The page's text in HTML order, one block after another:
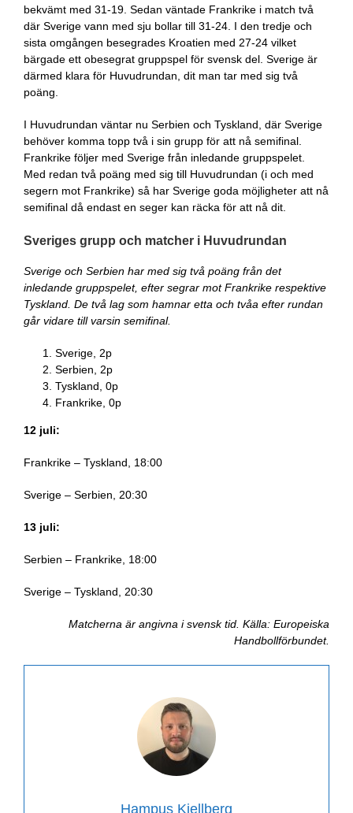
bekvämt med 31-19. Sedan väntade Frankrike i match två
där Sverige vann med sju bollar till 31-24. I den tredje och
sista omgången besegrades Kroatien med 27-24 vilket
bärgade ett obesegrat gruppspel för svensk del. Sverige är
därmed klara för Huvudrundan, dit man tar med sig två
poäng.
I Huvudrundan väntar nu Serbien och Tyskland, där Sverige
behöver komma topp två i sin grupp för att nå semifinal.
Frankrike följer med Sverige från inledande gruppspelet.
Med redan två poäng med sig till Huvudrundan (i och med
segern mot Frankrike) så har Sverige goda möjligheter att nå
semifinal då endast en seger kan räcka för att nå dit.
Sveriges grupp och matcher i Huvudrundan
Sverige och Serbien har med sig två poäng från det
inledande gruppspelet, efter segrar mot Frankrike respektive
Tyskland. De två lag som hamnar etta och tvåa efter rundan
går vidare till varsin semifinal.
Sverige, 2p
Serbien, 2p
Tyskland, 0p
Frankrike, 0p
12 juli:
Frankrike – Tyskland, 18:00
Sverige – Serbien, 20:30
13 juli:
Serbien – Frankrike, 18:00
Sverige – Tyskland, 20:30
Matcherna är angivna i svensk tid. Källa: Europeiska
Handbollförbundet.
Hampus Kjellberg